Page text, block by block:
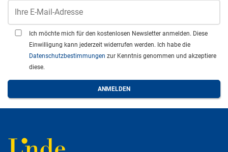
Ich möchte mich für den kostenlosen Newsletter anmelden. Diese
Einwilligung kann jederzeit widerrufen werden. Ich habe die
Datenschutzbestimmungen zur Kenntnis genommen und akzeptiere
diese.